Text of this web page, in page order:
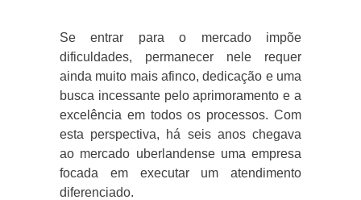
Se entrar para o mercado impõe
dificuldades, permanecer nele requer
ainda muito mais afinco, dedicação e uma
busca incessante pelo aprimoramento e a
excelência em todos os processos. Com
esta perspectiva, há seis anos chegava
ao mercado uberlandense uma empresa
focada em executar um atendimento
diferenciado.